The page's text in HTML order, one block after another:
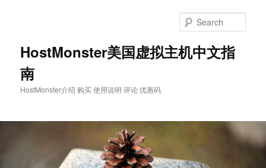
HostMonster美国虚拟主机中文指
南
HostMonster介绍 购买 使用说明 评论 优惠码